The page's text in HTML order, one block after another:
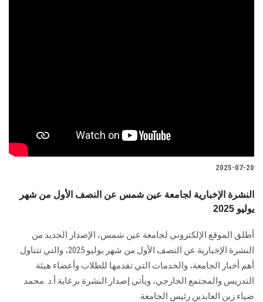
2025-07-20
النشرة الإخبارية لجامعة عين شمس عن النصف الأول من شهر
يوليو 2025
أطلق الموقع الإلكتروني لجامعة عين شمس، الإصدار الجديد من
النشرة الإخبارية عن النصف الأول من شهر يوليو 2025، والتي تتناول
أهم أخبار الجامعة، والخدمات التي تقدمها للطلاب وأعضاء هيئة
التدريس والمجتمع الخارجي، ويأتي إصدار النشرة برعاية أ.د. محمد
ضياء زين العابدين رئيس الجامعة.